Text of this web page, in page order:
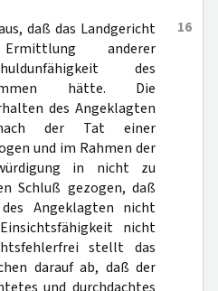
16
daß das Landgericht
anderer
des
hätte. Die
des Angeklagten
der Tat einer
und im Rahmen der
in nicht zu
Schluß gezogen, daß
Angeklagten nicht
nicht
stellt das
darauf ab, daß der